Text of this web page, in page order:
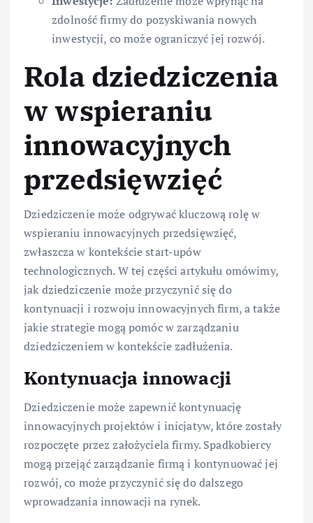
zdolność firmy do pozyskiwania nowych
inwestycji, co może ograniczyć jej rozwój.
Rola dziedziczenia
w wspieraniu
innowacyjnych
przedsięwzięć
Dziedziczenie może odgrywać kluczową rolę w
wspieraniu innowacyjnych przedsięwzięć,
zwłaszcza w kontekście start-upów
technologicznych. W tej części artykułu omówimy,
jak dziedziczenie może przyczynić się do
kontynuacji i rozwoju innowacyjnych firm, a także
jakie strategie mogą pomóc w zarządzaniu
dziedziczeniem w kontekście zadłużenia.
Kontynuacja innowacji
Dziedziczenie może zapewnić kontynuację
innowacyjnych projektów i inicjatyw, które zostały
rozpoczęte przez założyciela firmy. Spadkobiercy
mogą przejąć zarządzanie firmą i kontynuować jej
rozwój, co może przyczynić się do dalszego
wprowadzania innowacji na rynek.